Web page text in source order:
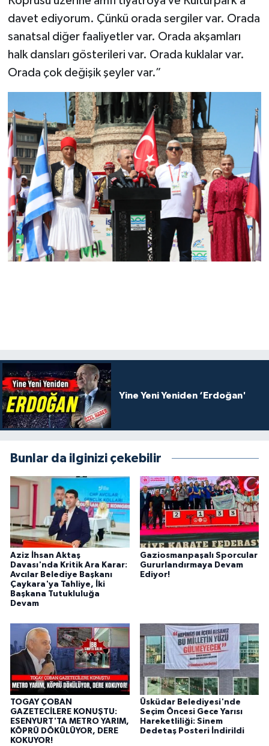
davet ediyorum. Çünkü orada sergiler var. Orada
sanatsal diğer faaliyetler var. Orada akşamları
halk dansları gösterileri var. Orada kuklalar var.
Orada çok değişik şeyler var.”
Yine Yeni Yeniden ‘Erdoğan'
Bunlar da ilginizi çekebilir
Aziz İhsan Aktaş
Davası'nda Kritik Ara Karar:
Avcılar Belediye Başkanı
Çaykara'ya Tahliye, İki
Başkana Tutukluluğa
Devam
Gaziosmanpaşalı Sporcular
Gururlandırmaya Devam
Ediyor!
TOGAY ÇOBAN
GAZETECİLERE KONUŞTU:
ESENYURT'TA METRO YARIM,
KÖPRÜ DÖKÜLÜYOR, DERE
KOKUYOR!
Üsküdar Belediyesi'nde
Seçim Öncesi Gece Yarısı
Hareketliliği: Sinem
Dedetaş Posteri İndirildi